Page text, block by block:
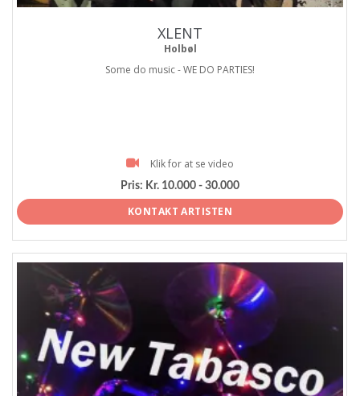
XLENT
Holbøl
Some do music - WE DO PARTIES!
Klik for at se video
Pris: Kr. 10.000 - 30.000
KONTAKT ARTISTEN